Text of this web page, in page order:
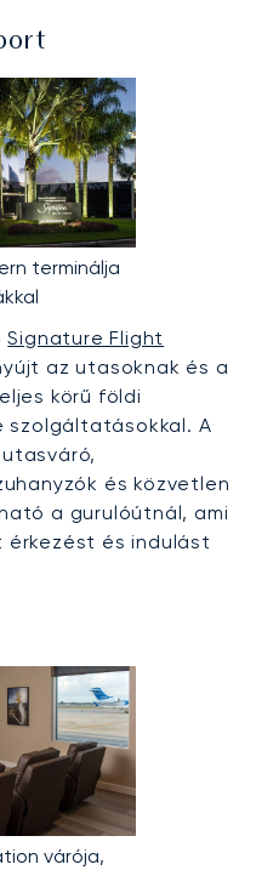
terminálja
Signature Flight
az utasoknak és a
körű földi
szolgáltatásokkal. A
és közvetlen
a gurulóútnál, ami
érkezést és indulást
várója,